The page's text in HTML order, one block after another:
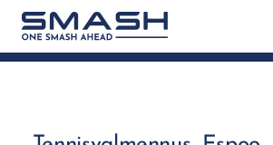
Siirry
sivun
sisältöön
Smash ry - Suomen suurin mailapeliseura